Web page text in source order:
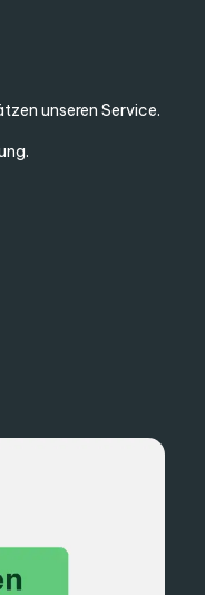
unseren Service.